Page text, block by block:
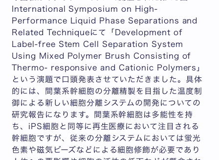
International Symposium on High-
Performance Liquid Phase Separations and
Related Techniqueにて「Development of
Label-free Stem Cell Separation System
Using Mixed Polymer Brush Consisting of
Thermo- responsive and Cationic Polymers」
という演題で口頭発表させていただきました。具体
的には、間葉系幹細胞の分離精製を目指した温度制
御による新しい細胞分離システムの開発についての
研究報告になります。間葉系幹細胞は多能性を持
ち、iPS細胞と同等に再生医療において注目される
幹細胞ですが、従来の分離システムにおいては蛍光
色素や磁気ビーズなどによる細胞修飾が必要であり